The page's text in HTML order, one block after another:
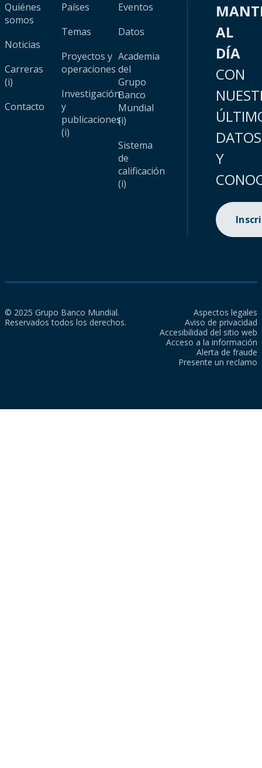
Quiénes
somos
Noticias
Carreras
(i)
Contacto
Países
Temas
Proyectos y
operaciones
Investigación
y
publicaciones
(i)
Eventos
Datos
Academia
del
Grupo
Banco
Mundial
(i)
Sistema
de
calificación
(i)
AL
DÍA
CON
DATOS
Y
© 2025 Grupo Banco Mundial.
Reservados todos los derechos.
Aspectos legales
Aviso de privacidad
Accesibilidad del sitio web
Acceso a la información
Alerta de fraude
Presente un reclamo